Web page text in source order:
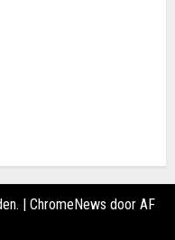
| ChromeNews door AF